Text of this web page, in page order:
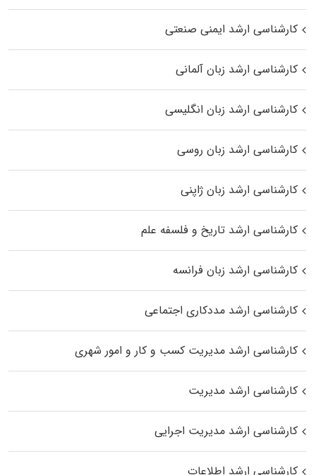
کارشناسی ارشد ایمنی صنعتی
کارشناسی ارشد زبان آلمانی
کارشناسی ارشد زبان انگلیسی
کارشناسی ارشد زبان روسی
کارشناسی ارشد زبان ژاپنی
کارشناسی ارشد تاریخ و فلسفه علم
کارشناسی ارشد زبان فرانسه
کارشناسی ارشد مددکاری اجتماعی
کارشناسی ارشد مدیریت کسب و کار و امور شهری
کارشناسی ارشد مدیریت
کارشناسی ارشد مدیریت اجرایی
کارشناسی ارشد اطلاعات